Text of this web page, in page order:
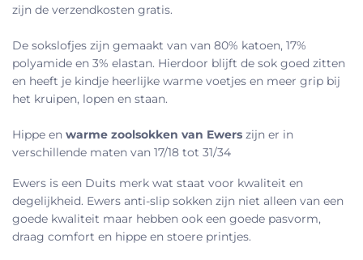
zijn de verzendkosten gratis.
De sokslofjes zijn gemaakt van van 80% katoen, 17%
polyamide en 3% elastan. Hierdoor blijft de sok goed zitten
en heeft je kindje heerlijke warme voetjes en meer grip bij
het kruipen, lopen en staan.
Hippe en warme zoolsokken van Ewers zijn er in
verschillende maten van 17/18 tot 31/34
Ewers is een Duits merk wat staat voor kwaliteit en
degelijkheid. Ewers anti-slip sokken zijn niet alleen van een
goede kwaliteit maar hebben ook een goede pasvorm,
draag comfort en hippe en stoere printjes.